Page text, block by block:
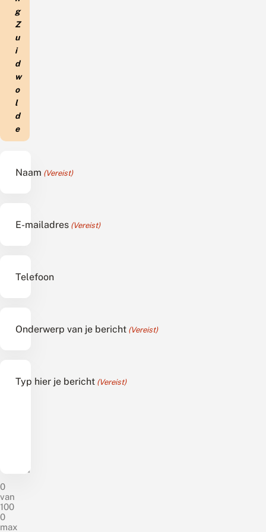
g
Z
u
i
d
w
o
l
d
e
Naam (Vereist)
E-mailadres (Vereist)
Telefoon
Onderwerp van je bericht (Vereist)
Typ hier je bericht (Vereist)
0
van
100
0
max